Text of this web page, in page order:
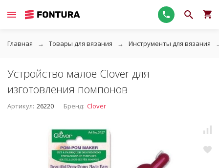
Главная Товары для вязания Инструменты для вязания
Устройство малое Clover для
изготовления помпонов
Артикул: 26220 Бренд: Clover